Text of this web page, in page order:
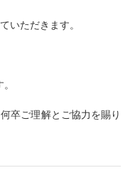
いただきます。
卒ご理解とご協力を賜り